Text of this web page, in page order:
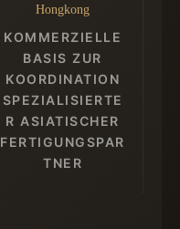
Hongkong
KOMMERZIELLE
BASIS ZUR
KOORDINATION
SPEZIALISIERTE
R ASIATISCHER
FERTIGUNGSPAR
TNER